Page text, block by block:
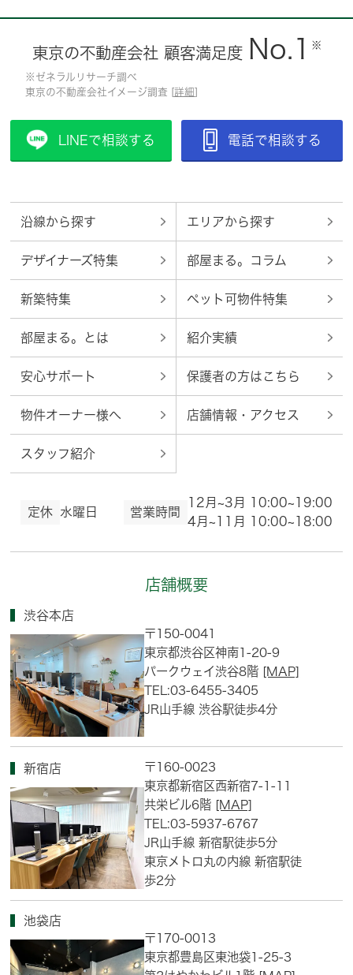
東京の不動産会社 顧客満足度 No.1 ※
※ゼネラルリサーチ調べ
東京の不動産会社イメージ調査 [詳細]
LINEで相談する 電話で相談する
沿線から探す エリアから探す
デザイナーズ特集 部屋まる。コラム
新築特集 ペット可物件特集
部屋まる。とは 紹介実績
安心サポート 保護者の方はこちら
物件オーナー様へ 店舗情報・アクセス
スタッフ紹介
定休 水曜日 営業時間
12月~3月 10:00~19:00
4月~11月 10:00~18:00
店舗概要
渋谷本店
〒150-0041
東京都渋谷区神南1-20-9
パークウェイ渋谷8階 [MAP]
TEL:03-6455-3405
JR山手線 渋谷駅徒歩4分
新宿店
〒160-0023
東京都新宿区西新宿7-1-11
共栄ビル6階 [MAP]
TEL:03-5937-6767
JR山手線 新宿駅徒歩5分
東京メトロ丸の内線 新宿駅徒
歩2分
池袋店
〒170-0013
東京都豊島区東池袋1-25-3